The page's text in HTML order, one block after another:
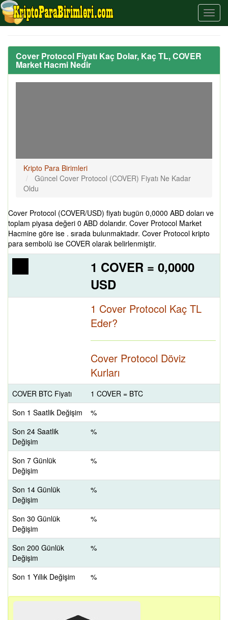
Cover Protocol Fiyatı Kaç Dolar, Kaç TL, COVER
Market Hacmi Nedir
Kripto Para Birimleri
Güncel Cover Protocol (COVER) Fiyatı Ne Kadar
Oldu
Cover Protocol (COVER/USD) fiyatı bugün 0,0000 ABD doları ve
toplam piyasa değeri 0 ABD dolarıdır. Cover Protocol Market
Hacmine göre ise . sırada bulunmaktadır. Cover Protocol kripto
para sembolü ise COVER olarak belirlenmiştir.
1 COVER = 0,0000
USD
1 Cover Protocol Kaç TL
Eder?
Cover Protocol Döviz
Kurları
COVER BTC Fiyatı
1 COVER = BTC
Son 1 Saatlik Değişim
%
Son 24 Saatlik
Değişim
%
Son 7 Günlük
Değişim
%
Son 14 Günlük
Değişim
%
Son 30 Günlük
Değişim
%
Son 200 Günlük
Değişim
%
Son 1 Yıllık Değişim %